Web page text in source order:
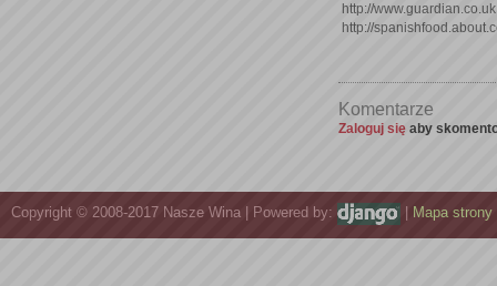
http://www.guardian.co.uk
http://
Komentarze
Zaloguj się aby
Copyright © 2008-2017 Nasze Wina | Powered by: Mapa strony